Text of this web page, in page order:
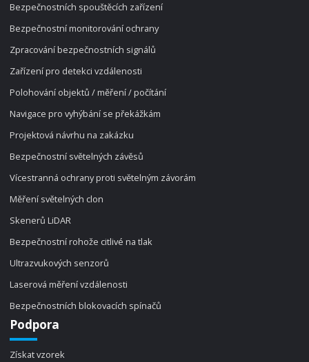
Bezpečnostních spouštěcích zařízení
Bezpečnostní monitorování ochrany
Zpracování bezpečnostních signálů
Zařízení pro detekci vzdálenosti
Polohování objektů / měření / počítání
Navigace pro vyhýbání se překážkám
Projektová návrhu na zakázku
Bezpečnostní světelných závěsů
Vícestranná ochrany proti světelným závorám
Měření světelných clon
Skenerů LiDAR
Bezpečnostní rohože citlivé na tlak
Ultrazvukových senzorů
Laserová měření vzdálenosti
Bezpečnostních blokovacích spínačů
Podpora
Získat vzorek